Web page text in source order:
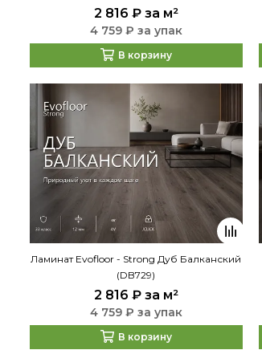
2 816 ₽за м²
4 759 ₽ за упак
В корзину
Ламинат Evofloor - Strong Дуб Балканский
(DB729)
2 816 ₽за м²
4 759 ₽ за упак
В корзину